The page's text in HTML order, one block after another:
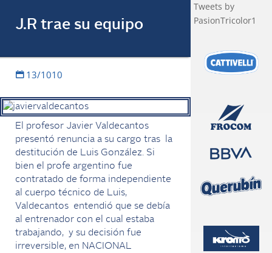
J.R trae su equipo
13/1010
El profesor Javier Valdecantos
presentó renuncia a su cargo tras la
destitución de Luis González. Si
bien el profe argentino fue
contratado de forma independiente
al cuerpo técnico de Luis,
Valdecantos entendió que se debía
al entrenador con el cual estaba
trabajando, y su decisión fue
irreversible, en NACIONAL
Tweets by
PasionTricolor1